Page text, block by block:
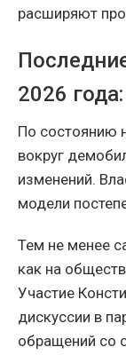
расширяют
2026
По состоянию
вокруг
изменений.
модели
Тем не менее
как на
Участие
дискуссии в
обращений со